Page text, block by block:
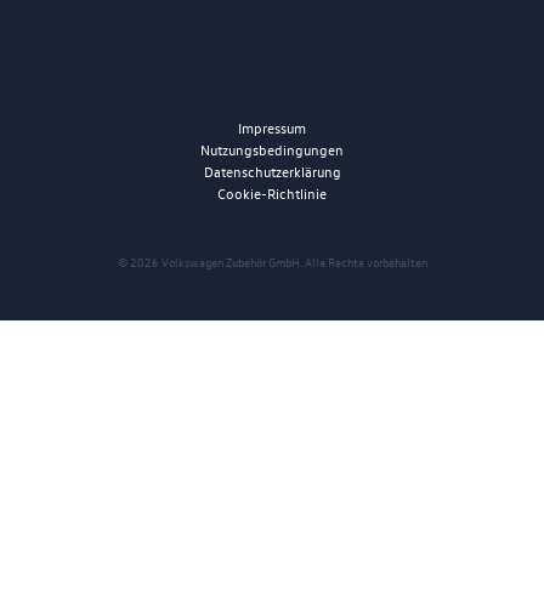
© 2026 Volkswagen Zubehör GmbH. Alle Rechte vorbehalten
Impressum
Nutzungsbedingungen
Datenschutzerklärung
Cookie-Richtlinie